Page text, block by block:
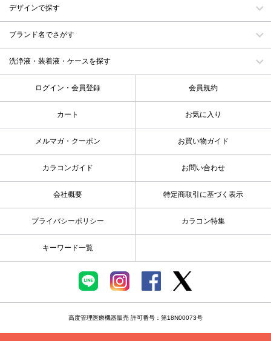
デザインで探す
ブランド名でさがす
洗浄液・装着液・ケースを探す
ログイン・会員登録 会員規約
カート お気に入り
メルマガ・クーポン お買い物ガイド
カラコンガイド お問い合わせ
会社概要 特定商取引に基づく表示
プライバシーポリシー カラコン特集
キーワード一覧
高度管理医療機器販売 許可番号：第18N00073号